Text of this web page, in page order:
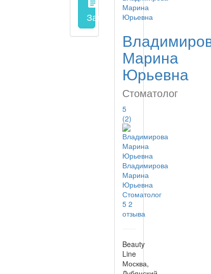
assignment
Запись на прием
Марина
Юрьевна
Стоматолог
5
(2)
Владимирова
Марина
Юрьевна
Стоматолог
5 2
отзыва
Beauty
Line
Москва,